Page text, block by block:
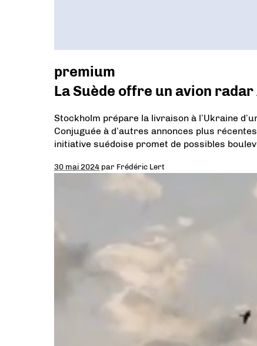
premium
La Suède offre un avion radar
Stockholm prépare la livraison à l’Ukraine
Conjuguée à d’autres annonces plus
initiative suédoise promet de possibles
30 mai 2024 par Frédéric Lert